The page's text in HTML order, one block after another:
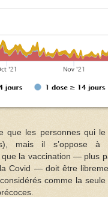
que les personnes qui
mais il s’oppose à
la vaccination — plus
Covid — doit être
comme la